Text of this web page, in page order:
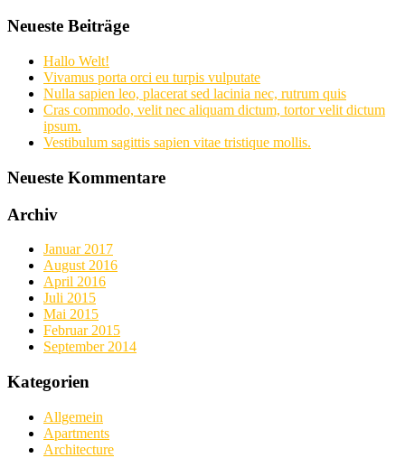
Neueste Beiträge
Hallo Welt!
Vivamus porta orci eu turpis vulputate
Nulla sapien leo, placerat sed lacinia nec, rutrum quis
Cras commodo, velit nec aliquam dictum, tortor velit dictum
ipsum.
Vestibulum sagittis sapien vitae tristique mollis.
Neueste Kommentare
Archiv
Januar 2017
August 2016
April 2016
Juli 2015
Mai 2015
Februar 2015
September 2014
Kategorien
Allgemein
Apartments
Architecture